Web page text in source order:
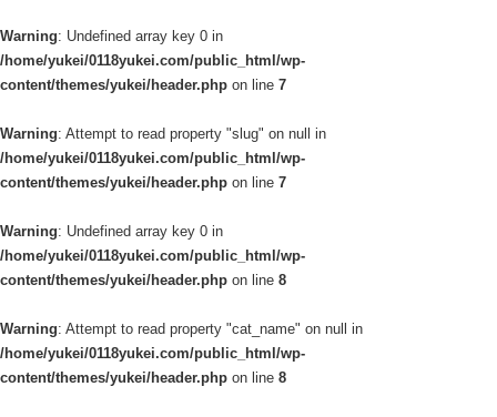
Warning: Undefined array key 0 in
/home/yukei/0118yukei.com/public_html/wp-
content/themes/yukei/header.php on line 7
Warning: Attempt to read property "slug" on null in
/home/yukei/0118yukei.com/public_html/wp-
content/themes/yukei/header.php on line 7
Warning: Undefined array key 0 in
/home/yukei/0118yukei.com/public_html/wp-
content/themes/yukei/header.php on line 8
Warning: Attempt to read property "cat_name" on null in
/home/yukei/0118yukei.com/public_html/wp-
content/themes/yukei/header.php on line 8